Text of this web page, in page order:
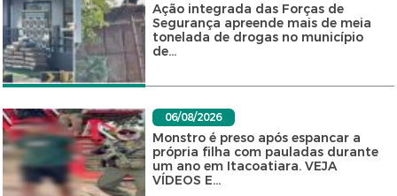
Ação integrada das Forças de
Segurança apreende mais de meia
tonelada de drogas no município
de...
06/08/2026
Monstro é preso após espancar a
própria filha com pauladas durante
um ano em Itacoatiara. VEJA
VÍDEOS E...